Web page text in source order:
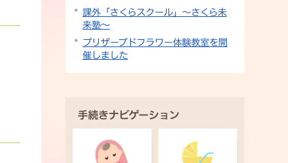
課外「さくらスクール」〜さくら未
来塾〜
プリザーブドフラワー体験教室を開
催しました
手続きナビゲーション